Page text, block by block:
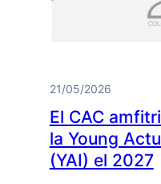
21/05/2026
El CAC
la Young
(YAI) el 2027